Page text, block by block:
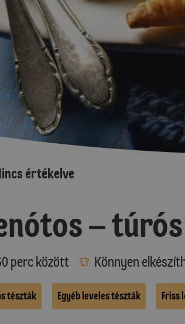
értékelve
–
perc között Könnyen
tészták Egyéb leveles tészták Friss